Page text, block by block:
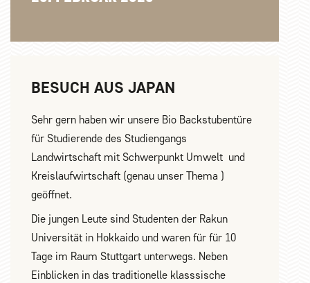
BESUCH AUS JAPAN
Sehr gern haben wir unsere Bio Backstubentüre
für Studierende des Studiengangs
Landwirtschaft mit Schwerpunkt Umwelt und
Kreislaufwirtschaft (genau unser Thema )️
geöffnet.
Die jungen Leute sind Studenten der Rakun
Universität in Hokkaido und waren für für 10
Tage im Raum Stuttgart unterwegs. Neben
Einblicken in das traditionelle klasssische